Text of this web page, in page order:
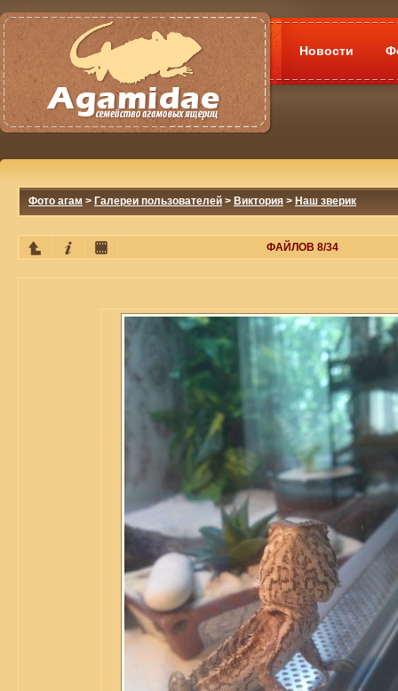
Новости
Фото агам > Галереи пользователей > Виктория > Наш зверик
ФАЙЛОВ 8/34